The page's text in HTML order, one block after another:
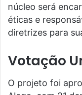
núcleo será
éticas e
diretrizes para
Votação
O projeto foi